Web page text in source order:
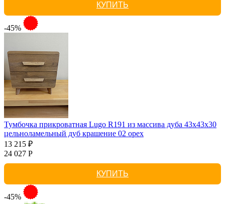
КУПИТЬ
-45%
Тумбочка прикроватная Lugo R191 из массива дуба 43х43х30
цельноламельный дуб крашение 02 орех
13 215 ₽
24 027 Р
КУПИТЬ
-45%